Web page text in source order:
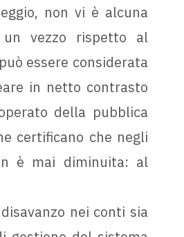
non vi è alcuna
vezzo rispetto al
essere considerata
in netto contrasto
della pubblica
certificano che negli
è mai diminuita: al
nei conti sia